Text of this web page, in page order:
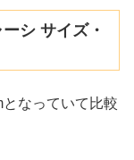
シ サイズ・
なっていて比較